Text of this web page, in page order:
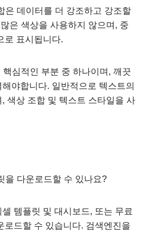
은 데이터를 더 강조하고 강조할
은 색상을 사용하지 않으며, 중
로 표시됩니다.
심적인 부분 중 하나이며, 깨끗
야합니다. 일반적으로 텍스트의
색상 조합 및 텍스트 스타일을 사
을 다운로드할 수 있나요?
템플릿 및 대시보드, 또는 무료
로드할 수 있습니다. 검색엔진을